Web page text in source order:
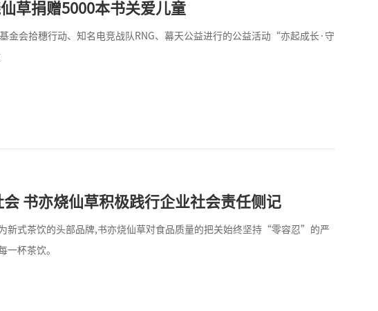
草捐赠5000本书关爱儿童
金会拾穗行动、知名电竞战队RNG、幕天公益进行的公益活动“亦起成长·守
书亦烧仙草积极践行企业社会责任侧记
新式茶饮的头部品牌,书亦烧仙草对食品质量的把关始终坚持“零容忍”的严
一杯茶饮。